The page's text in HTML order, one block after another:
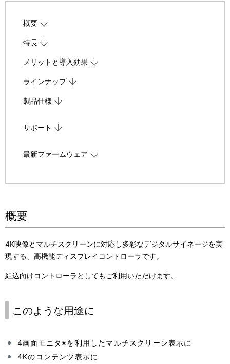
概要
特長
メリットと導入効果
ラインナップ
製品仕様
サポート
最新ファームウェア
概要
4K映像とマルチスクリーンに対応し多彩なデジタルサイネージを実
現する、高機能ディスプレイコントローラです。
組込向けコントローラとしてもご利用いただけます。
このような用途に
4画面モニタ※を利用したマルチスクリーン表示に
4Kのコンテンツ表示に